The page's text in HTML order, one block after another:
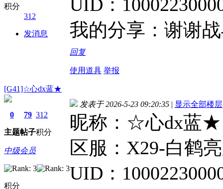
积分
312
发消息
UID：
我的分享：谢谢
回复
使用道具 举报
[G41]☆心dx蓝★
0
主题
79
帖子
312
积分
中级会员
积分
发表于 2026-5-23 09:20:35 | 显示全部楼层
昵称：☆心dx蓝★
区服：X29-白鹤
UID：